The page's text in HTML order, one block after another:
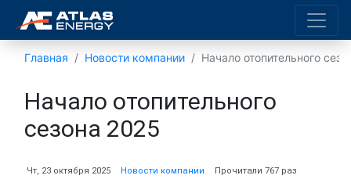
Главная Новости компании Начало отопительного
Начало отопительного
сезона 2025
Чт, 23 октября 2025 Новости компании
Прочитали 767 раз